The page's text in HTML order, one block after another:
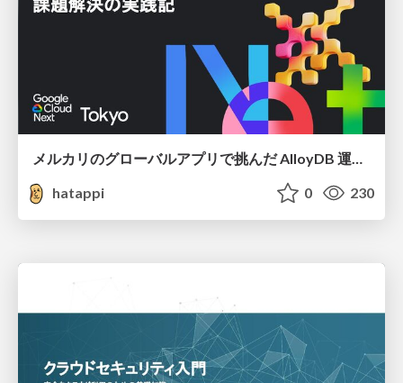
メルカリのグローバルアプリで挑んだ AlloyDB 運用と課題解決の実践記
hatappi
0 230